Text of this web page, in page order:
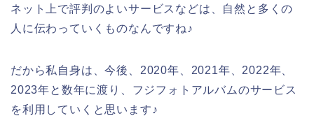
ネット上で評判のよいサービスなどは、自然と多くの
人に伝わっていくものなんですね♪
だから私自身は、今後、2020年、2021年、2022年、
2023年と数年に渡り、フジフォトアルバムのサービス
を利用していくと思います♪